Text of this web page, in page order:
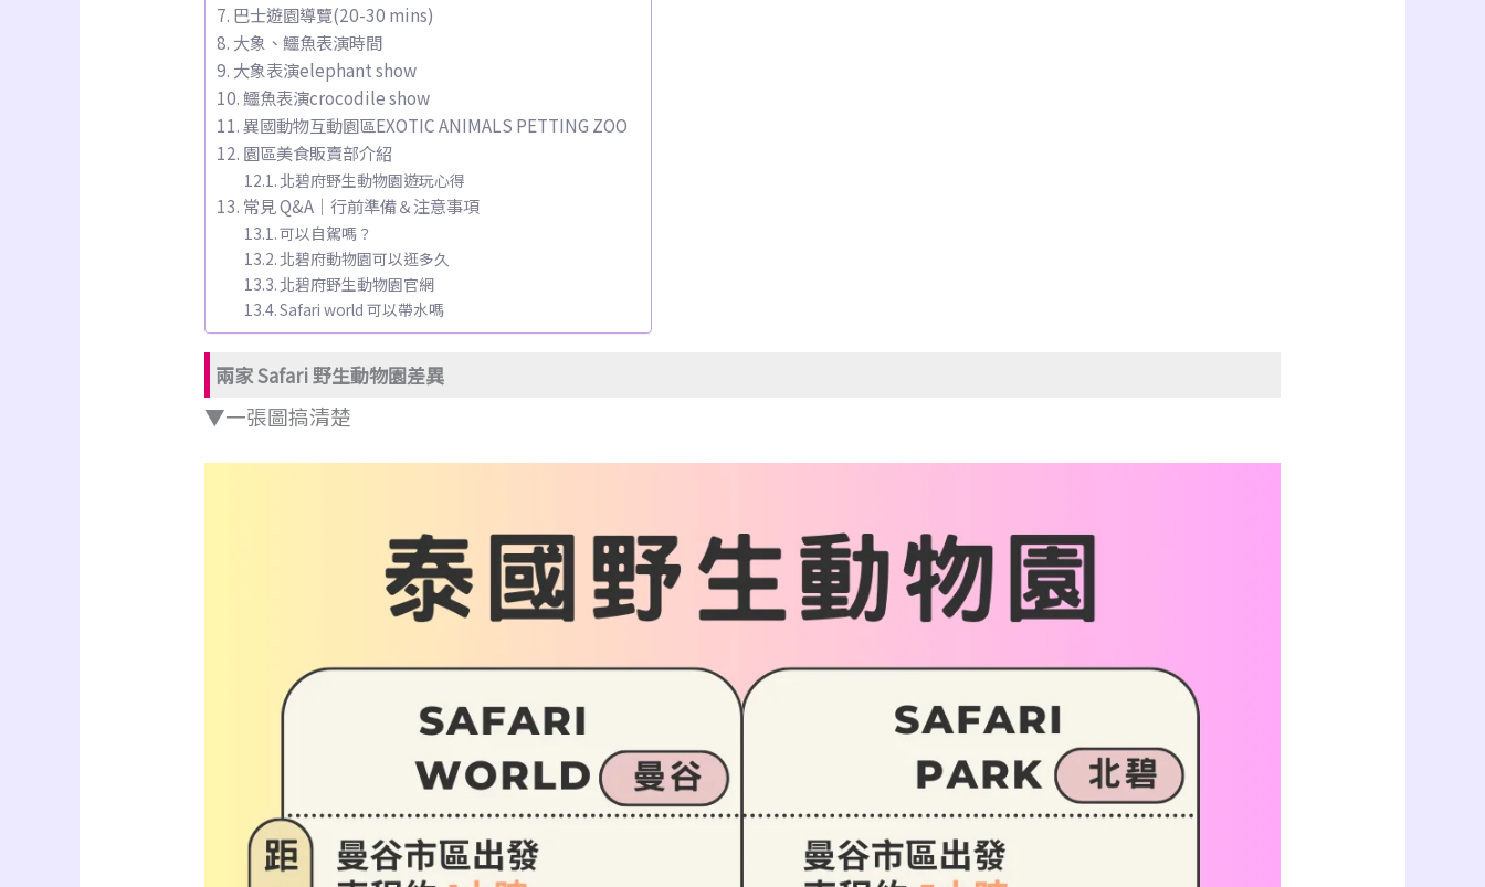
巴士遊園導覽(20-30 mins)
大象、鱷魚表演時間
大象表演elephant show
鱷魚表演crocodile show
異國動物互動園區EXOTIC ANIMALS PETTING ZOO
園區美食販賣部介紹
北碧府野生動物園遊玩心得
常見 Q&A｜行前準備＆注意事項
可以自駕嗎？
北碧府動物園可以逛多久
北碧府野生動物園官網
Safari world 可以帶水嗎
兩家 Safari 野生動物園差異
▼一張圖搞清楚